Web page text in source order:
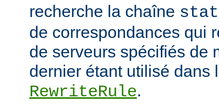
recherche la chaîne
de correspondances qui
de serveurs spécifiés de
dernier étant utilisé dans
RewriteRule.